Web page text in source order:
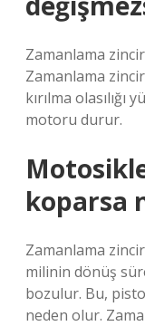
Zamanlama
Zamanlama
kırılma
motoru durur.
koparsa
Zamanlama
milinin dönüş
bozulur. Bu,
neden olur.